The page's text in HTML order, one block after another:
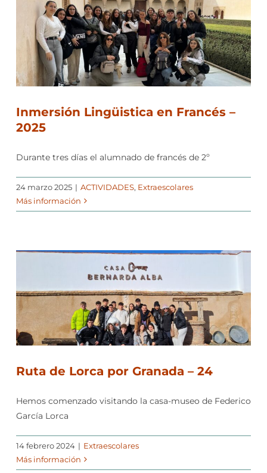
Inmersión Lingüistica en Francés –
2025
Durante tres días el alumnado de francés de 2º
24 marzo 2025 | ACTIVIDADES, Extraescolares
Más información
Ruta de Lorca por Granada – 24
Hemos comenzado visitando la casa-museo de Federico
García Lorca
14 febrero 2024 | Extraescolares
Más información